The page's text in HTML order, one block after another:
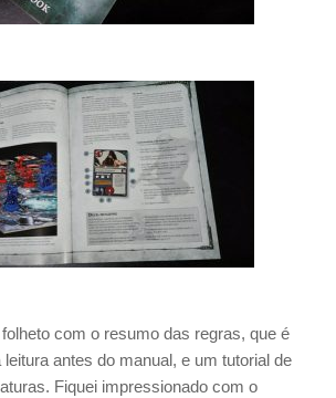
com o resumo das regras, que é
antes do manual, e um tutorial de
Fiquei impressionado com o